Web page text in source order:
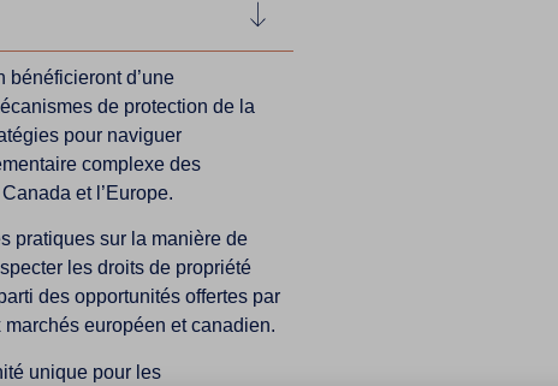
bénéficieront d’une
de protection de la
pour naviguer
complexe des
et l’Europe.
pratiques sur la manière de
les droits de propriété
des opportunités offertes par
marchés européen et canadien.
unique pour les